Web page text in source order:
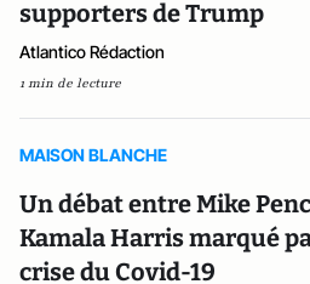
supporters de Trump
Atlantico Rédaction
1 min de lecture
MAISON BLANCHE
Un débat entre Mike
Kamala Harris marqué
crise du Covid-19